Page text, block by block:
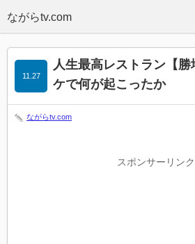
人生最高レストラン【
ケで何が起こったか
11.27
ながらtv.com
スポンサーリンク